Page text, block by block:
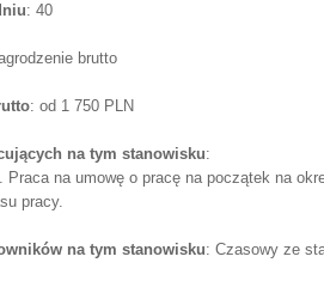
: 40
brutto
: od 1 750 PLN
na tym stanowisku:
Praca na umowę o pracę na początek na
pracy.
na tym stanowisku: Czasowy ze